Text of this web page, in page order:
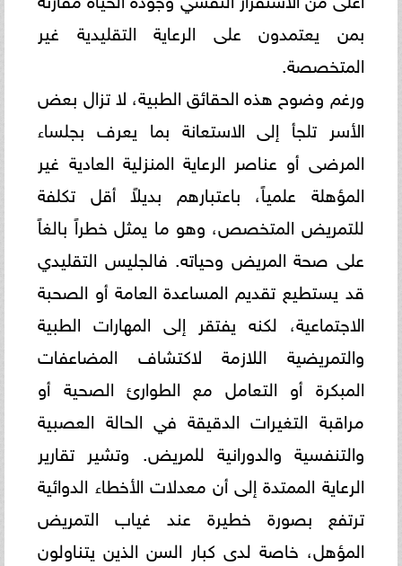
بمن يعتمدون على الرعاية التقليدية غير
المتخصصة.
ورغم وضوح هذه الحقائق الطبية، لا تزال بعض
الأسر تلجأ إلى الاستعانة بما يعرف بجلساء
المرضى أو عناصر الرعاية المنزلية العادية غير
المؤهلة علمياً، باعتبارهم بديلاً أقل تكلفة
للتمريض المتخصص، وهو ما يمثل خطراً بالغاً
على صحة المريض وحياته. فالجليس التقليدي
قد يستطيع تقديم المساعدة العامة أو الصحبة
الاجتماعية، لكنه يفتقر إلى المهارات الطبية
والتمريضية اللازمة لاكتشاف المضاعفات
المبكرة أو التعامل مع الطوارئ الصحية أو
مراقبة التغيرات الدقيقة في الحالة العصبية
والتنفسية والدورانية للمريض. وتشير تقارير
الرعاية الممتدة إلى أن معدلات الأخطاء الدوائية
ترتفع بصورة خطيرة عند غياب التمريض
المؤهل، خاصة لدى كبار السن الذين يتناولون